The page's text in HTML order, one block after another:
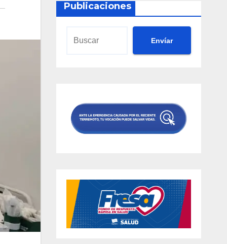
Publicaciones
Envíar